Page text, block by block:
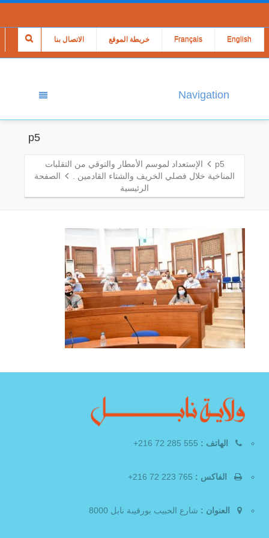
الاتصال بنا خريطة الموقع Français English
Navigation
p5
p5
الإستعداد لموسم الأمطار والتوقي من التقلبات
المناخية خلال فصلي الخريف والشتاء القادمين .
الصفحة
الرئيسية
الهاتف :
الفاكس :
العنوان : شارع الحبيب بورقيبة نابل 8000